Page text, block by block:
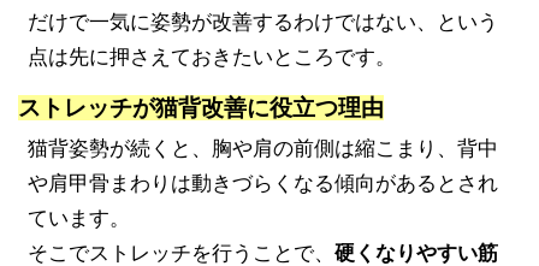
だけで一気に姿勢が改善するわけではない、という
点は先に押さえておきたいところです。
ストレッチが猫背改善に役立つ理由
猫背姿勢が続くと、胸や肩の前側は縮こまり、背中
や肩甲骨まわりは動きづらくなる傾向があるとされ
ています。
そこでストレッチを行うことで、 硬くなりやすい筋